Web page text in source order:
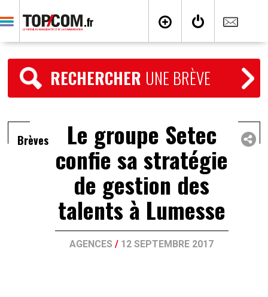
RECHERCHER UNE BRÈVE
Brèves Le groupe Setec
confie sa stratégie
de gestion des
talents à Lumesse
AGENCES / 12 SEPTEMBRE 2017